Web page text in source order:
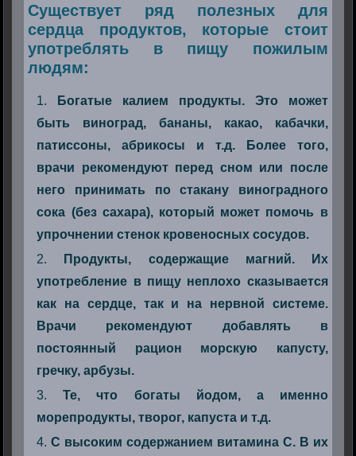
Существует ряд полезных для
сердца продуктов, которые стоит
употреблять в пищу пожилым
людям:
Богатые калием продукты. Это может
быть виноград, бананы, какао, кабачки,
патиссоны, абрикосы и т.д. Более того,
врачи рекомендуют перед сном или после
него принимать по стакану виноградного
сока (без сахара), который может помочь в
упрочнении стенок кровеносных сосудов.
Продукты, содержащие магний. Их
употребление в пищу неплохо сказывается
как на сердце, так и на нервной системе.
Врачи рекомендуют добавлять в
постоянный рацион морскую капусту,
гречку, арбузы.
Те, что богаты йодом, а именно
морепродукты, творог, капуста и т.д.
С высоким содержанием витамина С. В их